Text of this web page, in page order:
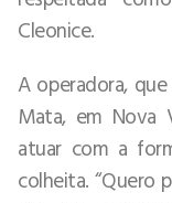
Cleonice.
A operadora,
Mata, em Nova
atuar com a
colheita. “Quero